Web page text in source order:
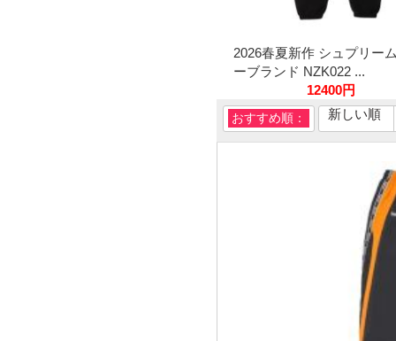
2026春夏新作 シュプリー
ーブランド NZK022 ...
12400円
おすすめ順： 新しい順